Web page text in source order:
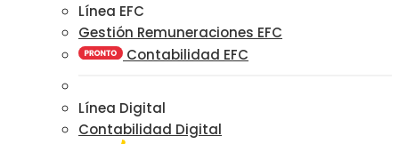
Línea EFC
Gestión Remuneraciones EFC
Contabilidad EFC
Línea Digital
Contabilidad Digital